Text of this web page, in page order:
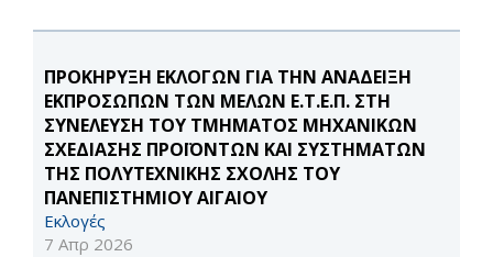
ΠΡΟΚΗΡΥΞΗ ΕΚΛΟΓΩΝ ΓΙΑ ΤΗΝ ΑΝΑΔΕΙΞΗ
ΕΚΠΡΟΣΩΠΩΝ ΤΩΝ ΜΕΛΩΝ Ε.Τ.Ε.Π. ΣΤΗ
ΣΥΝΕΛΕΥΣΗ ΤΟΥ ΤΜΗΜΑΤΟΣ ΜΗΧΑΝΙΚΩΝ
ΣΧΕΔΙΑΣΗΣ ΠΡΟΪΟΝΤΩΝ ΚΑΙ ΣΥΣΤΗΜΑΤΩΝ
ΤΗΣ ΠΟΛΥΤΕΧΝΙΚΗΣ ΣΧΟΛΗΣ ΤΟΥ
ΠΑΝΕΠΙΣΤΗΜΙΟΥ ΑΙΓΑΙΟΥ
Εκλογές
7 Απρ 2026